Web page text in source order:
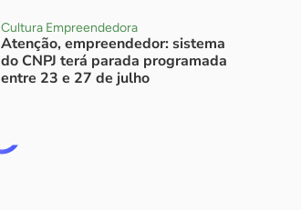
Cultura Empreendedora
Atenção, empreendedor: sistema
do CNPJ terá parada programada
entre 23 e 27 de julho